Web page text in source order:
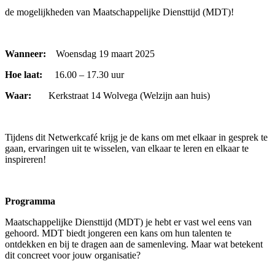
de mogelijkheden van Maatschappelijke Diensttijd (MDT)!
Wanneer: Woensdag 19 maart 2025
Hoe laat: 16.00 – 17.30 uur
Waar: Kerkstraat 14 Wolvega (Welzijn aan huis)
Tijdens dit Netwerkcafé krijg je de kans om met elkaar in gesprek te
gaan, ervaringen uit te wisselen, van elkaar te leren en elkaar te
inspireren!
Programma
Maatschappelijke Diensttijd (MDT) je hebt er vast wel eens van
gehoord. MDT biedt jongeren een kans om hun talenten te
ontdekken en bij te dragen aan de samenleving. Maar wat betekent
dit concreet voor jouw organisatie?